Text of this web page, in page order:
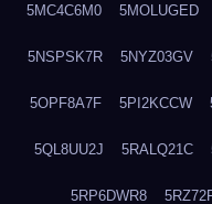
5MC4C6M0 5MOLUGED
5NSPSK7R 5NYZ03GV
5OPF8A7F 5PI2KCCW
5QL8UU2J 5RALQ21C
5RP6DWR8